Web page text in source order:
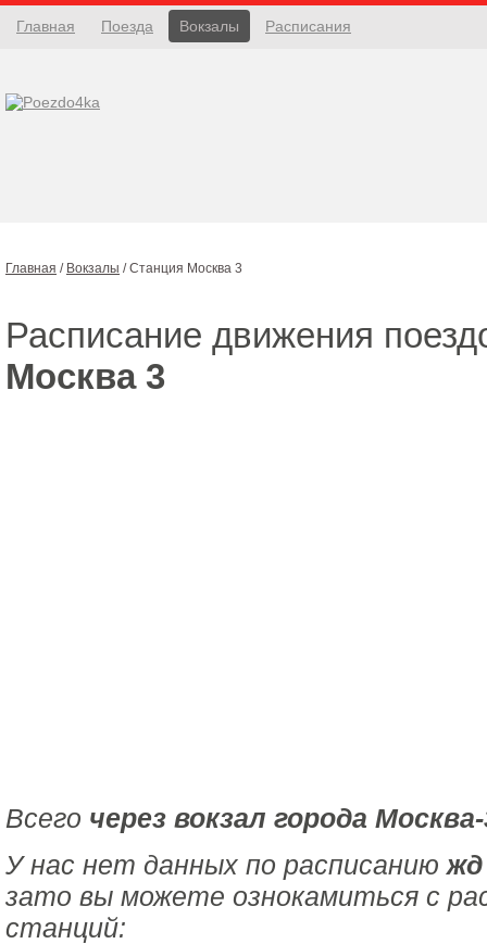
Главная Поезда Вокзалы Расписания
Главная / Вокзалы /Станция Москва 3
Расписание движения
Москва 3
Всего через вокзал города
У нас нет данных по расписанию жд
зато вы можете ознокамиться с
станций: